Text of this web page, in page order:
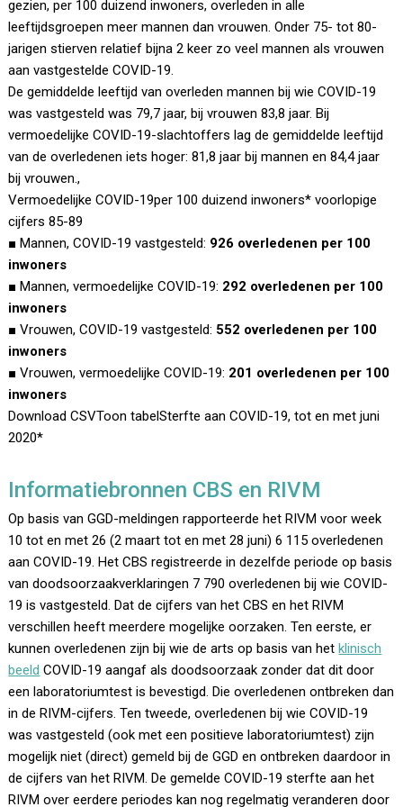
gezien, per 100 duizend inwoners, overleden in alle
leeftijdsgroepen meer mannen dan vrouwen. Onder 75- tot 80-
jarigen stierven relatief bijna 2 keer zo veel mannen als vrouwen
aan vastgestelde COVID-19.
De gemiddelde leeftijd van overleden mannen bij wie COVID-19
was vastgesteld was 79,7 jaar, bij vrouwen 83,8 jaar. Bij
vermoedelijke COVID-19-slachtoffers lag de gemiddelde leeftijd
van de overledenen iets hoger: 81,8 jaar bij mannen en 84,4 jaar
bij vrouwen.,
Vermoedelijke COVID-19per 100 duizend inwoners* voorlopige
cijfers 85-89
■ Mannen, COVID-19 vastgesteld: 926 overledenen per 100
inwoners
■ Mannen, vermoedelijke COVID-19: 292 overledenen per 100
inwoners
■ Vrouwen, COVID-19 vastgesteld: 552 overledenen per 100
inwoners
■ Vrouwen, vermoedelijke COVID-19: 201 overledenen per 100
inwoners
Download CSVToon tabelSterfte aan COVID-19, tot en met juni
2020*
Informatiebronnen CBS en RIVM
Op basis van GGD-meldingen rapporteerde het RIVM voor week
10 tot en met 26 (2 maart tot en met 28 juni) 6 115 overledenen
aan COVID-19. Het CBS registreerde in dezelfde periode op basis
van doodsoorzaakverklaringen 7 790 overledenen bij wie COVID-
19 is vastgesteld. Dat de cijfers van het CBS en het RIVM
verschillen heeft meerdere mogelijke oorzaken. Ten eerste, er
kunnen overledenen zijn bij wie de arts op basis van hetklinisch
beeld COVID-19 aangaf als doodsoorzaak zonder dat dit door
een laboratoriumtest is bevestigd. Die overledenen ontbreken dan
in de RIVM-cijfers. Ten tweede, overledenen bij wie COVID-19
was vastgesteld (ook met een positieve laboratoriumtest) zijn
mogelijk niet (direct) gemeld bij de GGD en ontbreken daardoor in
de cijfers van het RIVM. De gemelde COVID-19 sterfte aan het
RIVM over eerdere periodes kan nog regelmatig veranderen door